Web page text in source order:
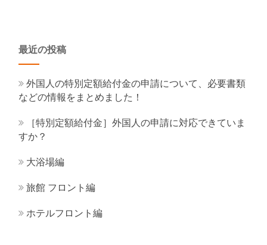
最近の投稿
外国人の特別定額給付金の申請について、必要書類
などの情報をまとめました！
［特別定額給付金］外国人の申請に対応できていま
すか？
大浴場編
旅館 フロント編
ホテルフロント編